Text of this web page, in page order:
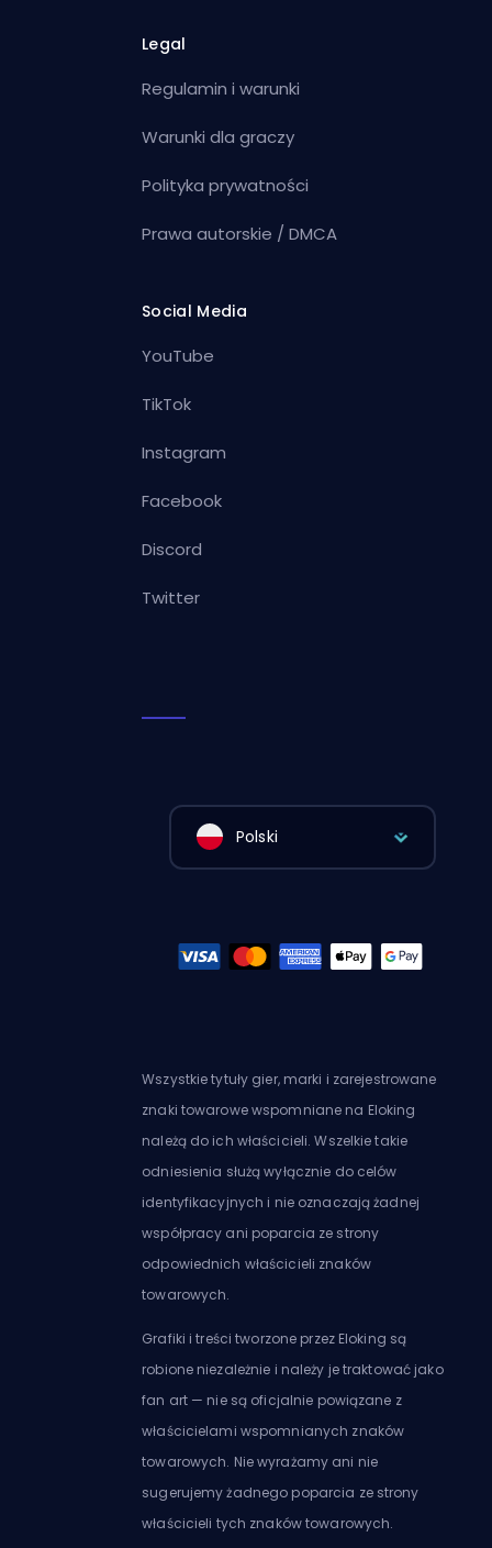
Legal
Regulamin i warunki
Warunki dla graczy
Polityka prywatności
Prawa autorskie / DMCA
Social Media
YouTube
TikTok
Instagram
Facebook
Discord
Twitter
Polski
Wszystkie tytuły gier, marki i zarejestrowane
znaki towarowe wspomniane na Eloking
należą do ich właścicieli. Wszelkie takie
odniesienia służą wyłącznie do celów
identyfikacyjnych i nie oznaczają żadnej
współpracy ani poparcia ze strony
odpowiednich właścicieli znaków
towarowych.
Grafiki i treści tworzone przez Eloking są
robione niezależnie i należy je traktować jako
fan art — nie są oficjalnie powiązane z
właścicielami wspomnianych znaków
towarowych. Nie wyrażamy ani nie
sugerujemy żadnego poparcia ze strony
właścicieli tych znaków towarowych.